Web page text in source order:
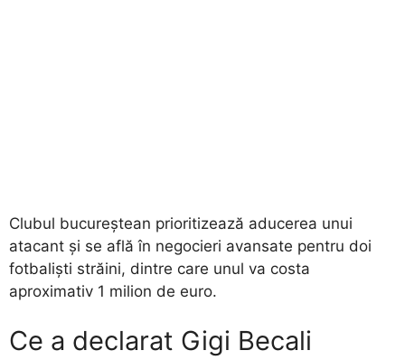
​Clubul bucureștean prioritizează aducerea unui
atacant și se află în negocieri avansate pentru doi
fotbaliști străini, dintre care unul va costa
aproximativ 1 milion de euro.
​Ce a declarat Gigi Becali